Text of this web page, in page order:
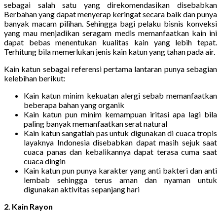
sebagai salah satu yang direkomendasikan disebabkan
Berbahan yang dapat menyerap keringat secara baik dan punya
banyak macam pilihan. Sehingga bagi pelaku bisnis konveksi
yang mau menjadikan seragam medis memanfaatkan kain ini
dapat bebas menentukan kualitas kain yang lebih tepat.
Terhitung bila memerlukan jenis kain katun yang tahan pada air.
Kain katun sebagai referensi pertama lantaran punya sebagian
kelebihan berikut:
Kain katun minim kekuatan alergi sebab memanfaatkan
beberapa bahan yang organik
Kain katun pun minim kemampuan iritasi apa lagi bila
paling banyak memanfaatkan serat natural
Kain katun sangatlah pas untuk digunakan di cuaca tropis
layaknya Indonesia disebabkan dapat masih sejuk saat
cuaca panas dan kebalikannya dapat terasa cuma saat
cuaca dingin
Kain katun pun punya karakter yang anti bakteri dan anti
lembab sehingga terus aman dan nyaman untuk
digunakan aktivitas sepanjang hari
2. Kain Rayon